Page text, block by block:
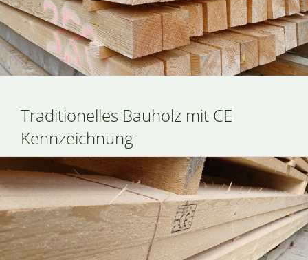
Traditionelles Bauholz mit CE
Kennzeichnung